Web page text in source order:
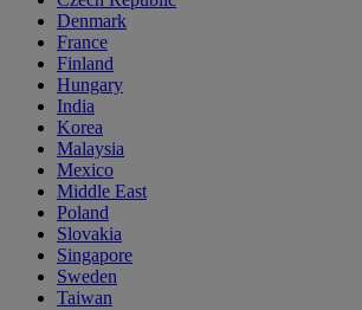
Denmark
France
Finland
Hungary
India
Korea
Malaysia
Mexico
Middle East
Poland
Slovakia
Singapore
Sweden
Taiwan